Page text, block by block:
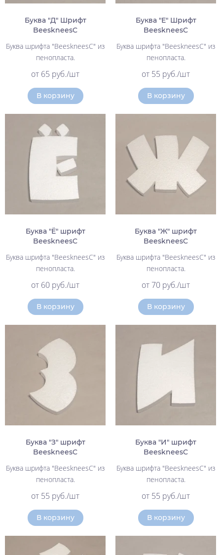
Буква "Д" Шрифт
BeeskneesC
Буква шрифта "BeeskneesC" из
пенопласта.
от 65 руб./шт
В корзину
Буква "Е" Шрифт
BeeskneesC
Буква шрифта "BeeskneesC" из
пенопласта.
от 55 руб./шт
В корзину
Буква "Ё" шрифт
BeeskneesC
Буква шрифта "BeeskneesC" из
пенопласта.
от 60 руб./шт
В корзину
Буква "Ж" шрифт
BeeskneesC
Буква шрифта "BeeskneesC" из
пенопласта.
от 70 руб./шт
В корзину
Буква "З" шрифт
BeeskneesC
Буква шрифта "BeeskneesC" из
пенопласта.
от 55 руб./шт
В корзину
Буква "И" шрифт
BeeskneesC
Буква шрифта "BeeskneesC" из
пенопласта.
от 55 руб./шт
В корзину